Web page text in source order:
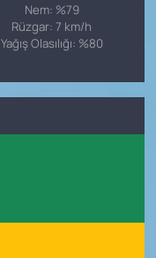
Nem: %79
Rüzgar: 7 km/h
Yağış Olasılığı: %80